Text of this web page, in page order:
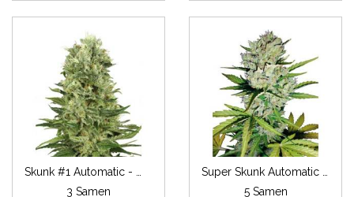
3 Samen
5 Samen